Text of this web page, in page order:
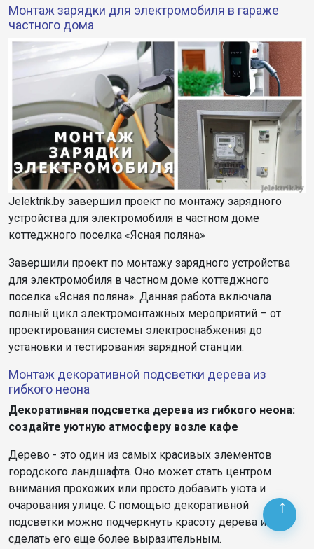
Монтаж зарядки для электромобиля в гараже
частного дома
Jelektrik.by завершил проект по монтажу зарядного
устройства для электромобиля в частном доме
коттеджного поселка «Ясная поляна»
Завершили проект по монтажу зарядного устройства
для электромобиля в частном доме коттеджного
поселка «Ясная поляна». Данная работа включала
полный цикл электромонтажных мероприятий – от
проектирования системы электроснабжения до
установки и тестирования зарядной станции.
Монтаж декоративной подсветки дерева из
гибкого неона
Декоративная подсветка дерева из гибкого неона:
создайте уютную атмосферу возле кафе
Дерево - это один из самых красивых элементов
городского ландшафта. Оно может стать центром
внимания прохожих или просто добавить уюта и
очарования улице. С помощью декоративной
подсветки можно подчеркнуть красоту дерева и
сделать его еще более выразительным.